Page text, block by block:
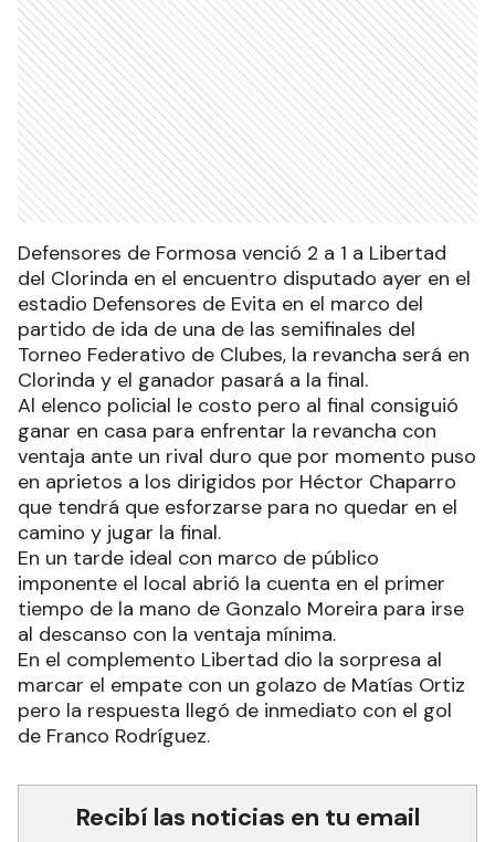
Defensores de Formosa venció 2 a 1 a Libertad
del Clorinda en el encuentro disputado ayer en el
estadio Defensores de Evita en el marco del
partido de ida de una de las semifinales del
Torneo Federativo de Clubes, la revancha será en
Clorinda y el ganador pasará a la final.
Al elenco policial le costo pero al final consiguió
ganar en casa para enfrentar la revancha con
ventaja ante un rival duro que por momento puso
en aprietos a los dirigidos por Héctor Chaparro
que tendrá que esforzarse para no quedar en el
camino y jugar la final.
En un tarde ideal con marco de público
imponente el local abrió la cuenta en el primer
tiempo de la mano de Gonzalo Moreira para irse
al descanso con la ventaja mínima.
En el complemento Libertad dio la sorpresa al
marcar el empate con un golazo de Matías Ortiz
pero la respuesta llegó de inmediato con el gol
de Franco Rodríguez.
Recibí las noticias en tu email